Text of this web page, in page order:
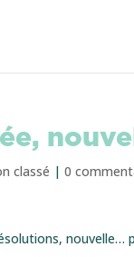
classé |0
nouvelle…